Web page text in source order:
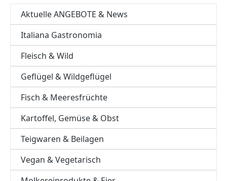
Aktuelle ANGEBOTE & News
Italiana Gastronomia
Fleisch & Wild
Geflügel & Wildgeflügel
Fisch & Meeresfrüchte
Kartoffel, Gemüse & Obst
Teigwaren & Beilagen
Vegan & Vegetarisch